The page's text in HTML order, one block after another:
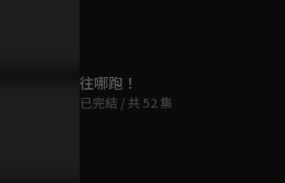
往哪跑！
已完結 / 共 52 集